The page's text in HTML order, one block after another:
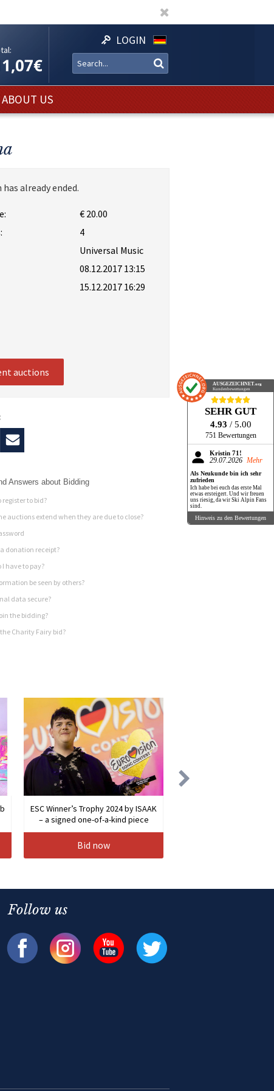
LOGIN
ABOUT US
already ended.
€ 20.00
4
Universal Music
08.12.2017 13:15
15.12.2017 16:29
auctions
Answers about Bidding
register to bid?
auctions extend when they are due to close?
donation receipt?
I have to pay?
be seen by others?
data secure?
the bidding?
Charity Fairy bid?
ESC Winner’s Trophy 2024 by ISAAK
– a signed one-of-a-kind piece
Bid now
Follow us
AUSGEZEICHNET.org
Kundenbewertungen
SEHR GUT
4.93 / 5.00
751 Bewertungen
Kristin 71!
29.07.2026 Mehr
Als Neukunde bin ich sehr
zufrieden
Ich habe bei euch das erste Mal
etwas ersteigert. Und wir freuen
uns riesig, da wir Ski Alpin Fans
sind.
Hinweis zu den Bewertungen